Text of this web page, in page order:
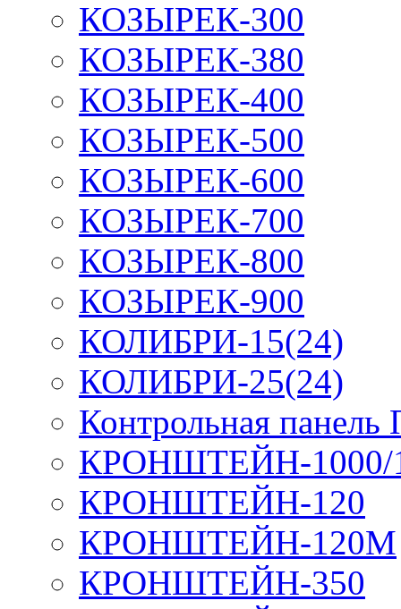
КОЗЫРЕК-300
КОЗЫРЕК-380
КОЗЫРЕК-400
КОЗЫРЕК-500
КОЗЫРЕК-600
КОЗЫРЕК-700
КОЗЫРЕК-800
КОЗЫРЕК-900
КОЛИБРИ-15(24)
КОЛИБРИ-25(24)
Контрольная
КРОНШТЕЙН-1000/
КРОНШТЕЙН-120
КРОНШТЕЙН-120М
КРОНШТЕЙН-350